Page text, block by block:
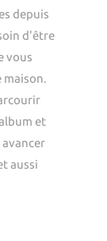
depuis
d'être
vous
maison.
et
aussi